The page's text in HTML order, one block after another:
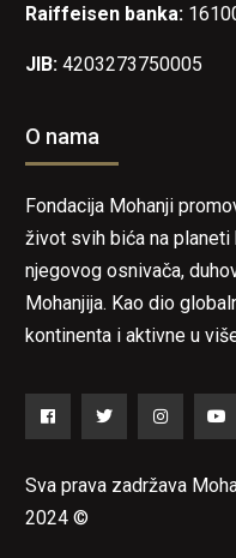
Raiffeisen banka:
JIB: 4203273750005
O nama
Fondacija Mohanji
život svih bića na planeti
njegovog osnivača,
Mohanjija. Kao dio
kontinenta i aktivne u
Sva prava zadržava
2024 ©